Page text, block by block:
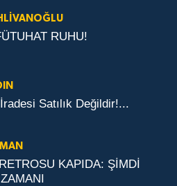
RUHU!
Satılık Değildir!...
KAPIDA: ŞİMDİ